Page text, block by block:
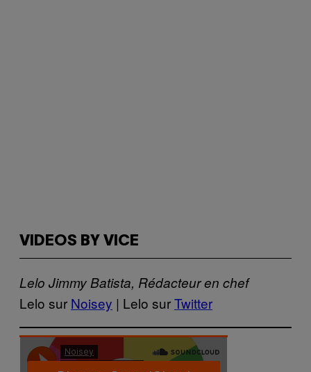
VIDEOS BY VICE
Lelo Jimmy Batista, Rédacteur en chef
Lelo sur Noisey | Lelo surTwitter